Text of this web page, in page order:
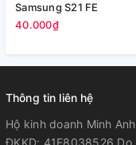
Samsung S21 FE
40.000₫
Thông tin liên hệ
Hộ kinh doanh Minh
ĐKKD: 41E8038526 Do